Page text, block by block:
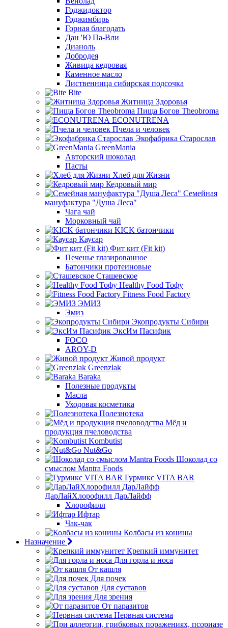
Годжидоктор
Годжимбирь
Горная благодать
Дан 'Ю Па-Вли
Дианоль
Добродея
Живица кедровая
Каменное масло
Лиственница сибирская подсочка
Bite
Житница Здоровья
Пища Богов Theobroma
ECONUTRENA
Пчела и человек
Экофабрика Старослав
GreenMania
Авторский шоколад
Пасты
Хлеб для Жизни
Кедровый мир
Семейная
мануфактура "Душа Леса"
Чага чай
Морковный чай
KICK батончики
Каусар
Фит кит (Fit kit)
Печенье глазированное
Батончики протеиновые
Сташевское
Healthy Food Тофу
Fitness Food Factory
ЭМИЗ
Эмиз
Экопродукты Сибири
ЭксИм Пасифик
FOCO
AROY-D
Живой продукт
Greenzlak
Baraka
Полезные продукты
Масла
Уходовая косметика
Полезнотека
Мёд и
продукция пчеловодства
Kombutist
Nut&Go
Шоколад со
смыслом Mantra Foods
Гурмикс VITA BAR
ДарЛайХлорофилл ДарЛайфф
Хлорофилл
Ифтар
Чак-чак
Колбасы из конины
Назначение
Крепкий иммунитет
Для горла и носа
От кашля
Для почек
Для суставов
Для зрения
От паразитов
Нервная система